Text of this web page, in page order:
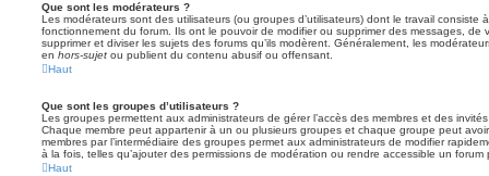
Que sont les modérateurs ?
Les modérateurs sont des utilisateurs (ou groupes d’utilisateurs) dont le travail consiste
fonctionnement du forum. Ils ont le pouvoir de modifier ou supprimer des messages, de
supprimer et diviser les sujets des forums qu’ils modèrent. Généralement, les
en hors-sujet ou publient du contenu abusif ou offensant.
Haut
Que sont les groupes d’utilisateurs ?
Les groupes permettent aux administrateurs de gérer l’accès des membres et des
Chaque membre peut appartenir à un ou plusieurs groupes et chaque groupe peut
membres par l’intermédiaire des groupes permet aux administrateurs de modifier
à la fois, telles qu’ajouter des permissions de modération ou rendre accessible un forum
Haut